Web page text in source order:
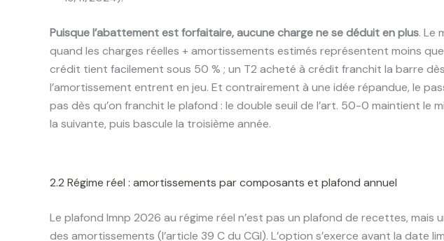
Puisque l’abattement est forfaitaire, aucune charge ne se déduit en plus. Le
quand les charges réelles + amortissements estimés représentent moins
crédit tient facilement sous 50 % ; un T2 acheté à crédit franchit la barre
l’amortissement entrent en jeu. Et contrairement à une idée répandue, le
pas dès qu’on franchit le plafond : le double seuil de l’art. 50-0 maintient le
la suivante, puis bascule la troisième année.
2.2 Régime réel : amortissements par composants et plafond annuel
Le plafond lmnp 2026 au régime réel n’est pas un plafond de recettes, mais
des amortissements (l’article 39 C du CGI). L’option s’exerce avant la date